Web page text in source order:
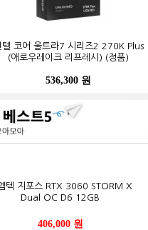
텔 코어 울트라7 시리즈2 270K Plus
(애로우레이크 리프레시) (정품)
536,300 원
이크론 Crucial DDR5-5600 CL46
대원씨티에스 (16GB)
365,200 원
GIGABYTE B650M K 제이씨현
123,000 원
GIGABYTE 지포스 RTX 5060
WINDFORCE MAX OC D7 8GB
제이씨현
679,000 원
성전자 990 EVO Plus M.2 NVMe
(2TB)
941,000 원
텍 지포스 RTX 3060 STORM X
Dual OC D6 12GB
406,000 원